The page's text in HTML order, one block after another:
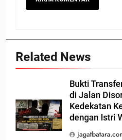
Related News
Bukti
di Jalan
Kedekatan
dengan Istri